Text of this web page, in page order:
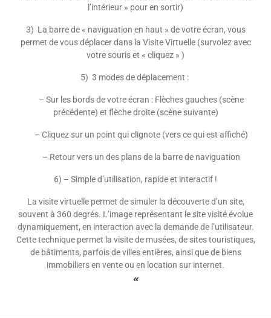
l’intérieur » pour en sortir)
3) La barre de « naviguation en haut » de votre écran, vous
permet de vous déplacer dans la Visite Virtuelle (survolez avec
votre souris et « cliquez » )
5) 3 modes de déplacement :
– Sur les bords de votre écran : Flèches gauches (scène
précédente) et flèche droite (scène suivante)
– Cliquez sur un point qui clignote (vers ce qui est affiché)
– Retour vers un des plans de la barre de naviguation
6) – Simple d’utilisation, rapide et interactif !
La visite virtuelle permet de simuler la découverte d’un site,
souvent à 360 degrés. L’image représentant le site visité évolue
dynamiquement, en interaction avec la demande de l’utilisateur.
Cette technique permet la visite de musées, de sites touristiques,
de bâtiments, parfois de villes entières, ainsi que de biens
immobiliers en vente ou en location sur internet.
«